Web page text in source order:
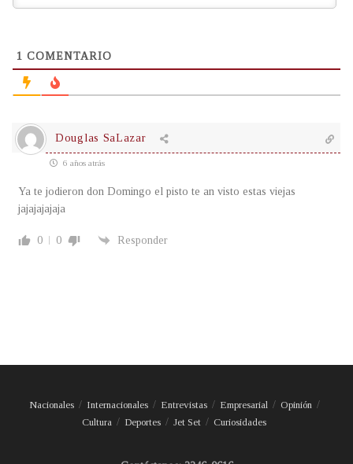
1 COMENTARIO
Douglas SaLazar
6 años atrás
Ya te jodieron don Domingo el pisto te an visto estas viejas
jajajajajaja
0 0 Responder
Nacionales Internacionales Entrevistas Empresarial
Opinión
Cultura
Deportes Jet Set Curiosidades